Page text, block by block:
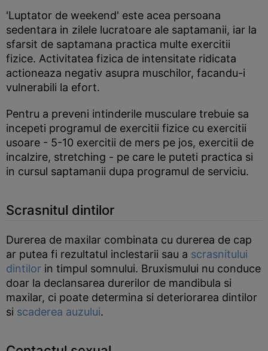
'Luptator de weekend' este acea persoana
sedentara in zilele lucratoare ale saptamanii, iar la
sfarsit de saptamana practica multe exercitii
fizice. Activitatea fizica de intensitate ridicata
actioneaza negativ asupra muschilor, facandu-i
vulnerabili la efort.
Pentru a preveni intinderile musculare trebuie sa
incepeti programul de exercitii fizice cu exercitii
usoare - 5-10 exercitii de mers pe jos, exercitii de
incalzire, stretching - pe care le puteti practica si
in cursul saptamanii dupa programul de serviciu.
Scrasnitul dintilor
Durerea de maxilar combinata cu durerea de cap
ar putea fi rezultatul inclestarii sau a scrasnitului
dintilor in timpul somnului. Bruxismului nu conduce
doar la declansarea durerilor de mandibula si
maxilar, ci poate determina si deteriorarea dintilor
si scaderea auzului.